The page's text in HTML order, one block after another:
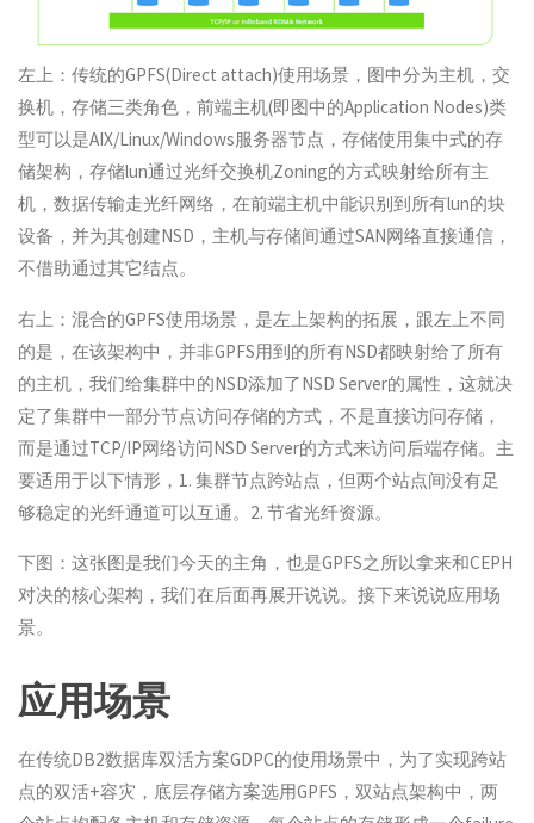
左上：传统的GPFS(Direct attach)使用场景，图中分为主机，交
换机，存储三类角色，前端主机(即图中的Application Nodes)类
型可以是AIX/Linux/Windows服务器节点，存储使用集中式的存
储架构，存储lun通过光纤交换机Zoning的方式映射给所有主
机，数据传输走光纤网络，在前端主机中能识别到所有lun的块
设备，并为其创建NSD，主机与存储间通过SAN网络直接通信，
不借助通过其它结点。
右上：混合的GPFS使用场景，是左上架构的拓展，跟左上不同
的是，在该架构中，并非GPFS用到的所有NSD都映射给了所有
的主机，我们给集群中的NSD添加了NSD Server的属性，这就决
定了集群中一部分节点访问存储的方式，不是直接访问存储，
而是通过TCP/IP网络访问NSD Server的方式来访问后端存储。主
要适用于以下情形，1. 集群节点跨站点，但两个站点间没有足
够稳定的光纤通道可以互通。2. 节省光纤资源。
下图：这张图是我们今天的主角，也是GPFS之所以拿来和CEPH
对决的核心架构，我们在后面再展开说说。接下来说说应用场
景。
应用场景
在传统DB2数据库双活方案GDPC的使用场景中，为了实现跨站
点的双活+容灾，底层存储方案选用GPFS，双站点架构中，两